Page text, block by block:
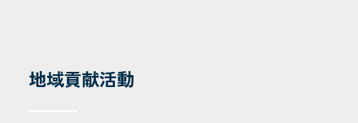
地域貢献活動